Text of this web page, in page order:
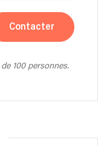
Contacter
100 personnes.